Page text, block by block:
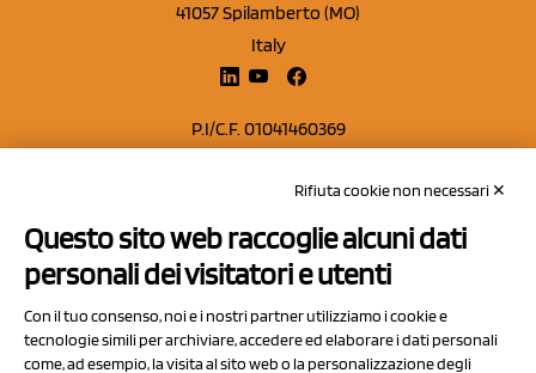
41057 Spilamberto (MO)
Italy
P.I/C.F. 01041460369
Capitale sociale Euro 50.000,00 i.v.
Contatti
Privacy Policy
Cookie Policy
Rifiuta cookie non necessari ✕
Questo sito web raccoglie alcuni dati
personali dei visitatori e utenti
Con il tuo consenso, noi e i nostri partner utilizziamo i cookie e
tecnologie simili per archiviare, accedere ed elaborare i dati personali
come, ad esempio, la visita al sito web o la personalizzazione degli